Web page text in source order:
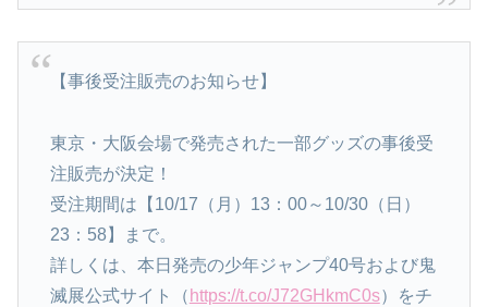
【事後受注販売のお知らせ】
東京・大阪会場で発売された一部グッズの事後受
注販売が決定！
受注期間は【10/17（月）13：00～10/30（日）
23：58】まで。
詳しくは、本日発売の少年ジャンプ40号および鬼
滅展公式サイト（ https://t.co/J72GHkmC0s）をチ